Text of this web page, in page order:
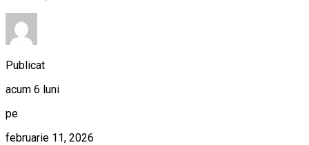
Publicat
acum 6 luni
pe
februarie 11, 2026